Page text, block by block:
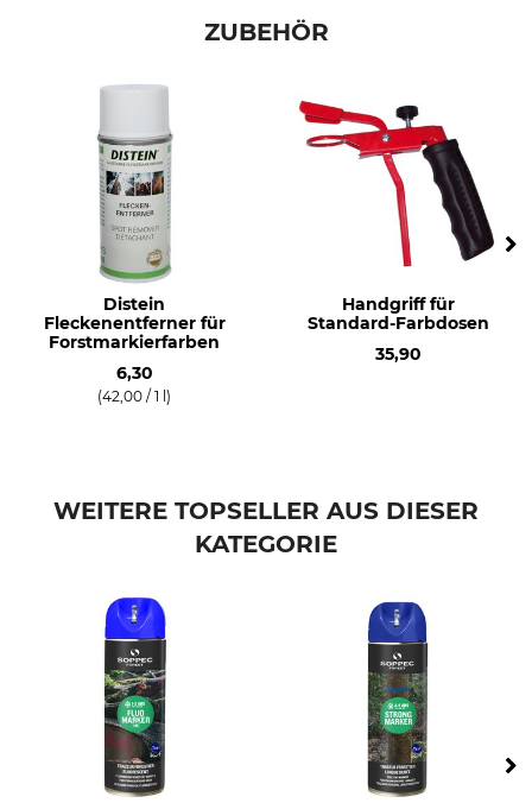
ZUBEHÖR
Distein
Fleckenentferner für
Forstmarkierfarben
6,30
(42,00 / 1 l)
Handgriff für
Standard-Farbdosen
35,90
WEITERE TOPSELLER AUS DIESER
KATEGORIE